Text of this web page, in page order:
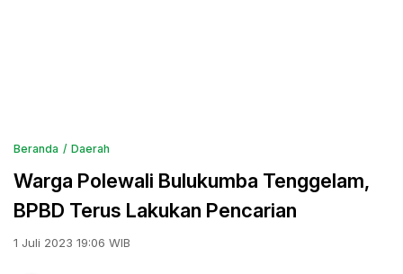
Beranda Daerah
Warga Polewali Bulukumba Tenggelam,
BPBD Terus Lakukan Pencarian
1 Juli 2023 19:06 WIB